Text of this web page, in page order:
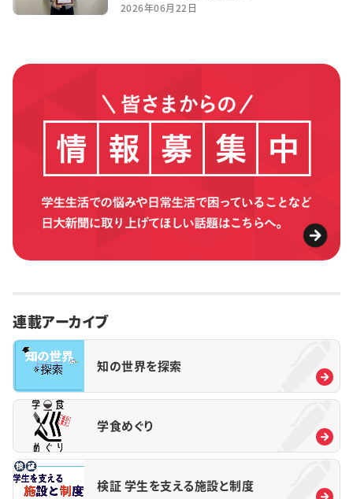
2026年06月22日
連載アーカイブ
知の世界を探索
学食めぐり
検証 学生を支える施設と制度